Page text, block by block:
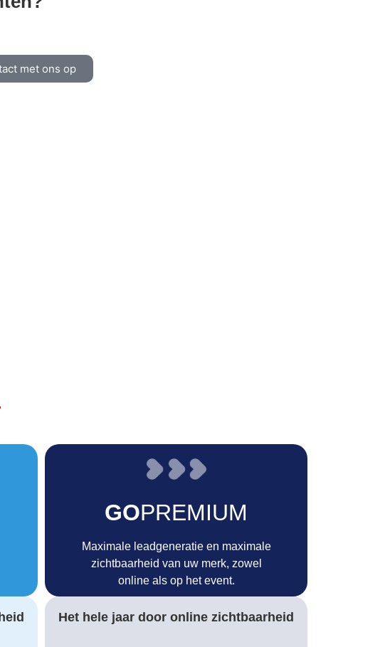
met ons op
GOPREMIUM
Maximale leadgeneratie en maximale
zichtbaarheid van uw merk, zowel
online als op het event.
Het hele jaar door online zichtbaarheid